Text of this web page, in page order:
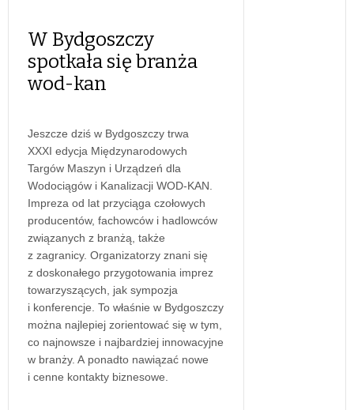
W Bydgoszczy
spotkała się branża
wod-kan
Jeszcze dziś w Bydgoszczy trwa
XXXI edycja Międzynarodowych
Targów Maszyn i Urządzeń dla
Wodociągów i Kanalizacji WOD-KAN.
Impreza od lat przyciąga czołowych
producentów, fachowców i hadlowców
związanych z branżą, także
z zagranicy. Organizatorzy znani się
z doskonałego przygotowania imprez
towarzyszących, jak sympozja
i konferencje. To właśnie w Bydgoszczy
można najlepiej zorientować się w tym,
co najnowsze i najbardziej innowacyjne
w branży. A ponadto nawiązać nowe
i cenne kontakty biznesowe.